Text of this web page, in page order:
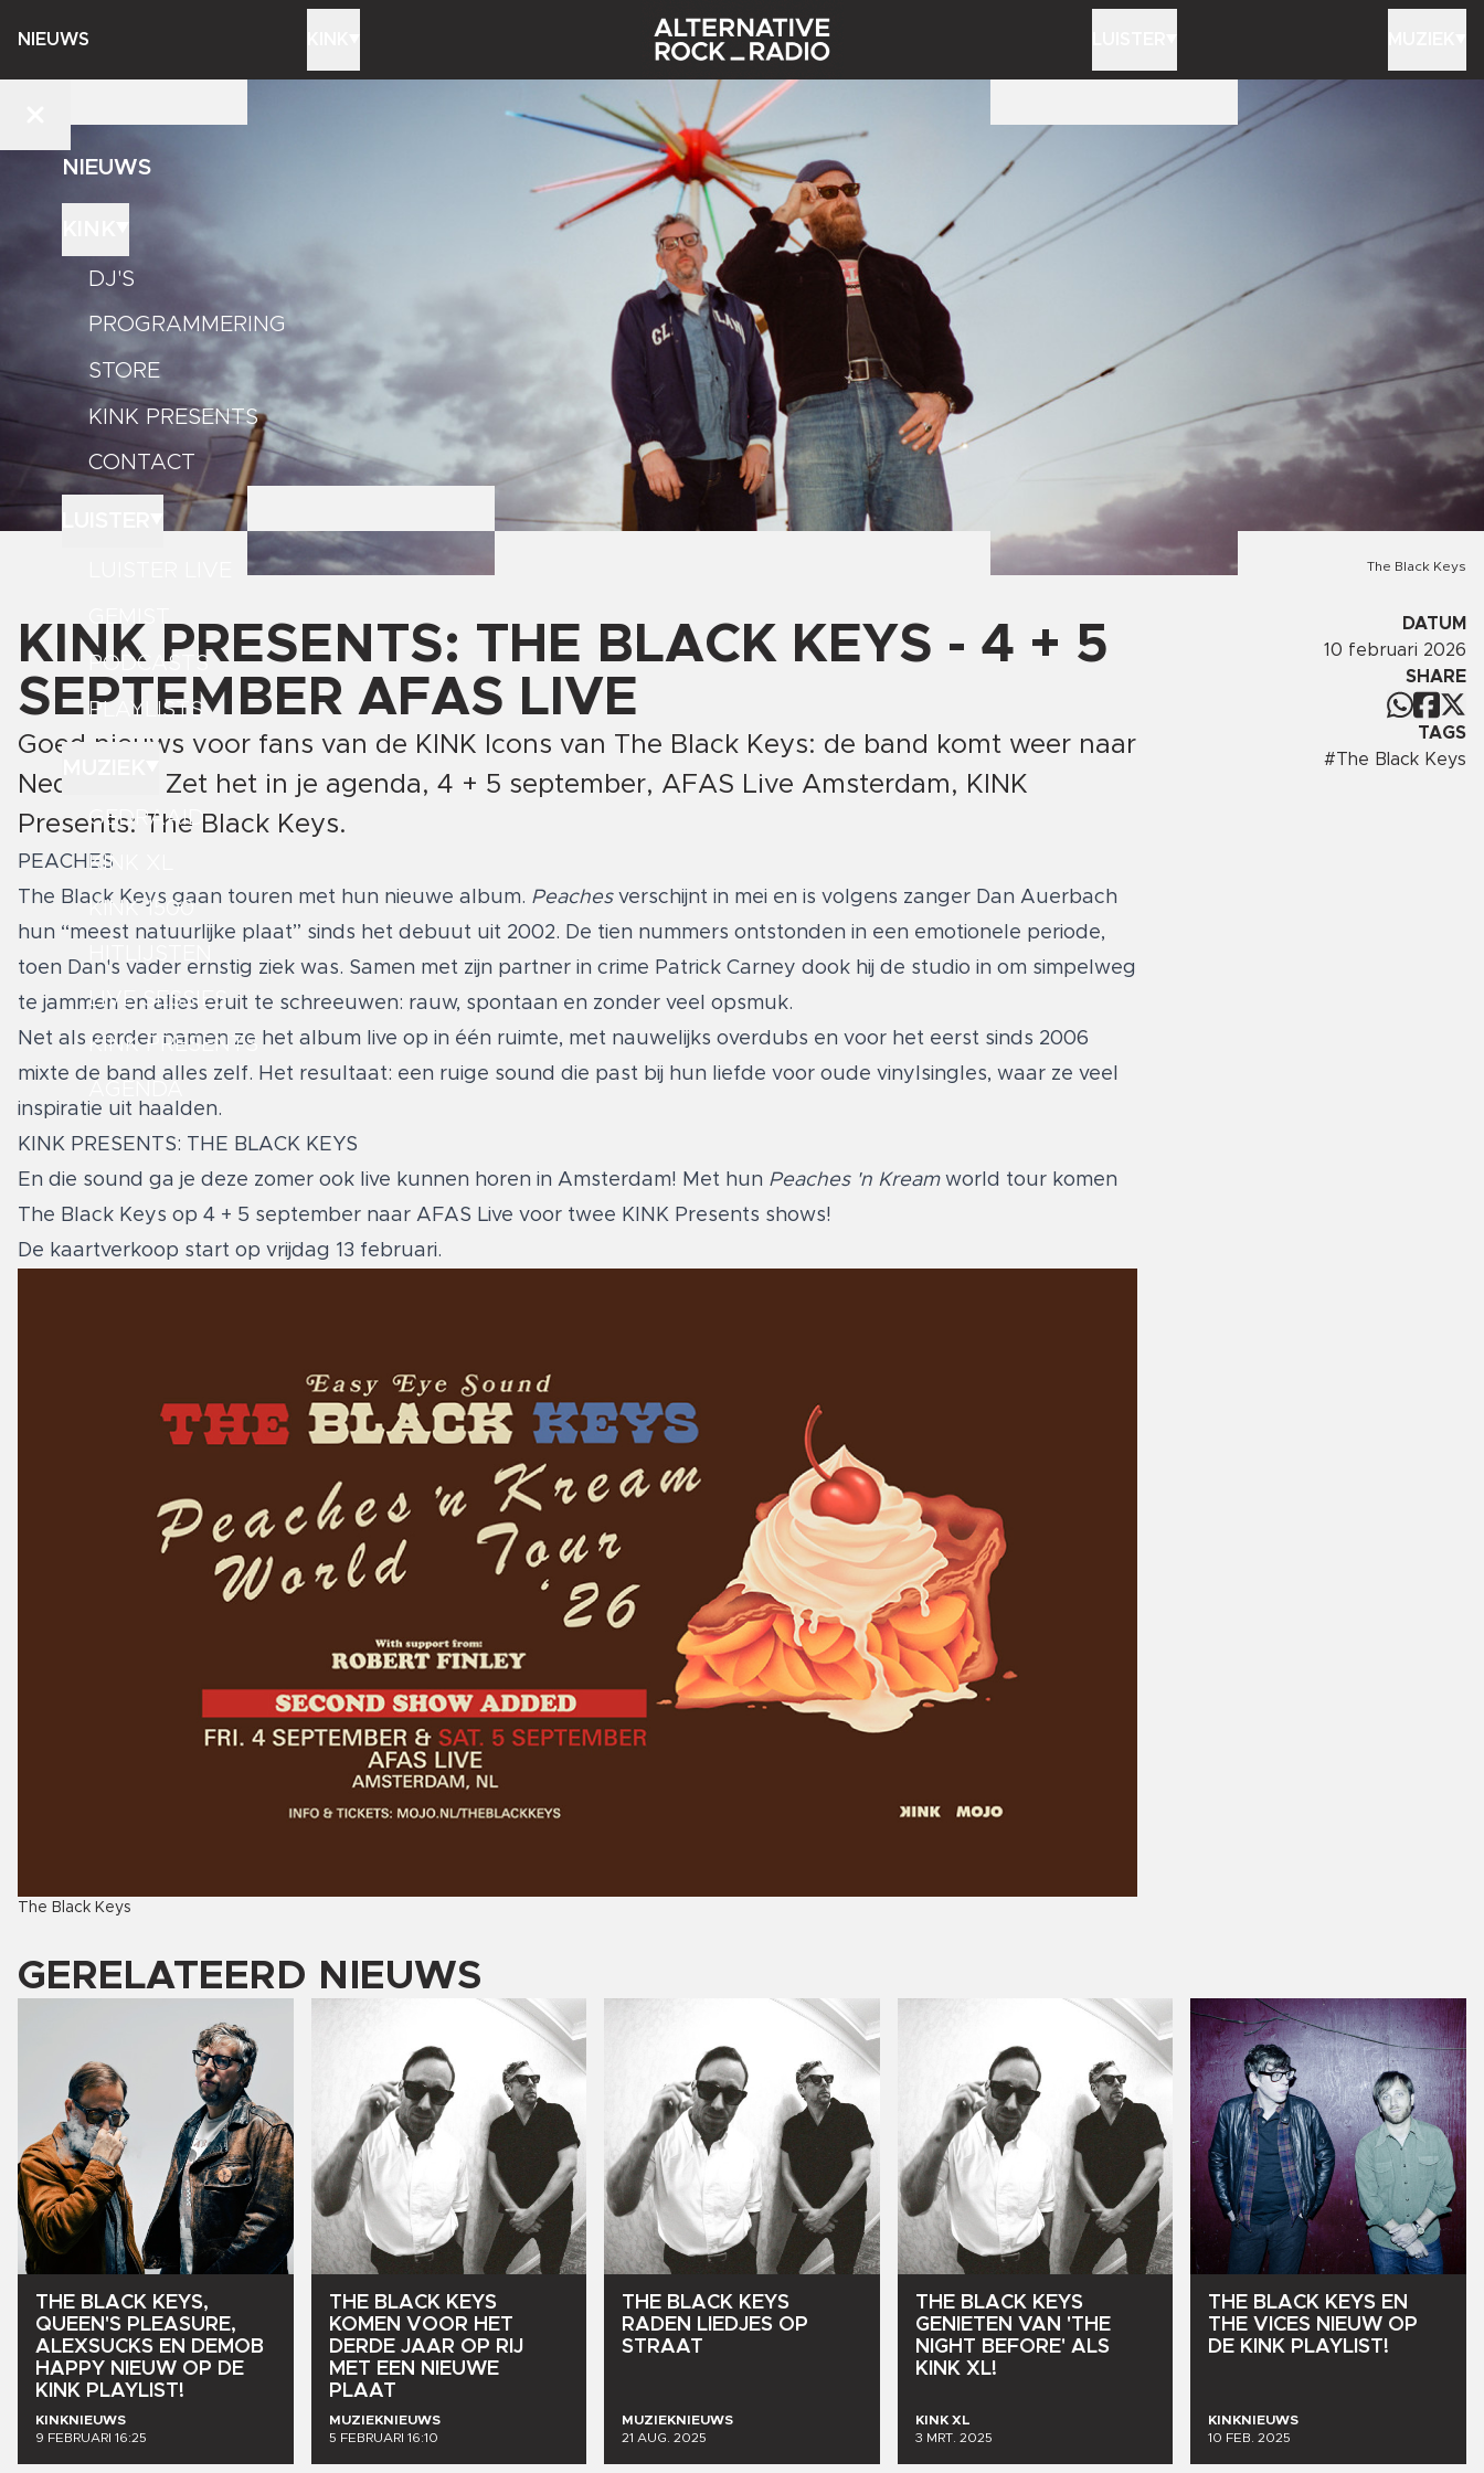
NIEUWS
NIEUWS
DJ'S
PROGRAMMERING
STORE
KINK PRESENTS
CONTACT
PODCASTS
PLAYLISTS
GEDRAAID
KINK XL
KINK 1500
LIVE SESSIES
KINK PRESENTS
The Black Keys
KINK PRESENTS: THE BLACK KEYS - 4 + 5
SEPTEMBER AFAS LIVE
Goed nieuws voor fans van de KINK Icons van The Black Keys: de band komt weer naar
Nederland! Zet het in je agenda, 4 + 5 september, AFAS Live Amsterdam, KINK
Presents: The Black Keys.
PEACHES
The Black Keys gaan touren met hun nieuwe album. Peachesverschijnt in mei en is volgens zanger Dan Auerbach
hun “meest natuurlijke plaat” sinds het debuut uit 2002. De tien nummers ontstonden in een emotionele periode,
toen Dan's vader ernstig ziek was. Samen met zijn partner in crime Patrick Carney dook hij de studio in om simpelweg
te jammen en alles eruit te schreeuwen: rauw, spontaan en zonder veel opsmuk.
Net als eerder namen ze het album live op in één ruimte, met nauwelijks overdubs en voor het eerst sinds 2006
mixte de band alles zelf. Het resultaat: een ruige sound die past bij hun liefde voor oude vinylsingles, waar ze veel
inspiratie uit haalden.
KINK PRESENTS: THE BLACK KEYS
En die sound ga je deze zomer ook live kunnen horen in Amsterdam! Met hun Peaches 'n Kreamworld tour komen
The Black Keys op 4 + 5 september naar AFAS Live voor twee KINK Presents shows!
De kaartverkoop start op vrijdag 13 februari.
The Black Keys
DATUM
10 februari 2026
SHARE
TAGS
#The Black Keys
GERELATEERD NIEUWS
THE BLACK KEYS,
QUEEN'S PLEASURE,
ALEXSUCKS EN
DEMOB
HAPPY NIEUW OP DE
KINK PLAYLIST!
KINKNIEUWS
9 FEBRUARI 16:25
THE BLACK KEYS
KOMEN VOOR HET
DERDE JAAR OP RIJ
MET EEN
NIEUWE
PLAAT
MUZIEKNIEUWS
5 FEBRUARI 16:10
THE BLACK KEYS
RADEN
LIEDJES OP
STRAAT
MUZIEKNIEUWS
21 AUG. 2025
THE BLACK KEYS
GENIETEN VAN 'THE
NIGHT BEFORE' ALS
KINK XL!
KINK XL
3 MRT. 2025
THE BLACK KEYS EN
THE VICES NIEUW OP
DE KINK PLAYLIST!
KINKNIEUWS
10 FEB. 2025